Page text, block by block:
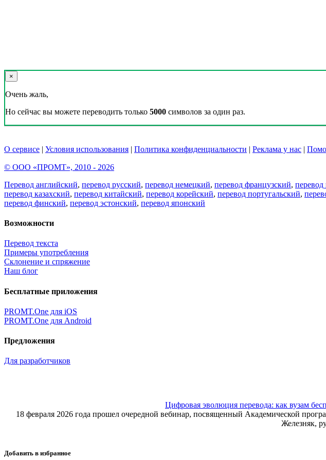
×
Очень жаль,
Но сейчас вы можете переводить только 5000 символов за один раз.
О сервисе | Условия использования | Политика конфиденциальности | Реклама у нас |
© ООО «ПРОМТ», 2010 - 2026
Перевод английский, перевод русский, перевод немецкий, перевод французский, перевод
перевод казахский, перевод китайский, перевод корейский, перевод португальский,
перевод финский, перевод эстонский, перевод японский
Возможности
Перевод текста
Примеры употребления
Склонение и спряжение
Наш блог
Бесплатные приложения
PROMT.One для iOS
PROMT.One для Android
Предложения
Для разработчиков
Цифровая эволюция перевода: как вузам
18 февраля 2026 года прошел очередной вебинар, посвященный Академической
Железняк,
Добавить в избранное